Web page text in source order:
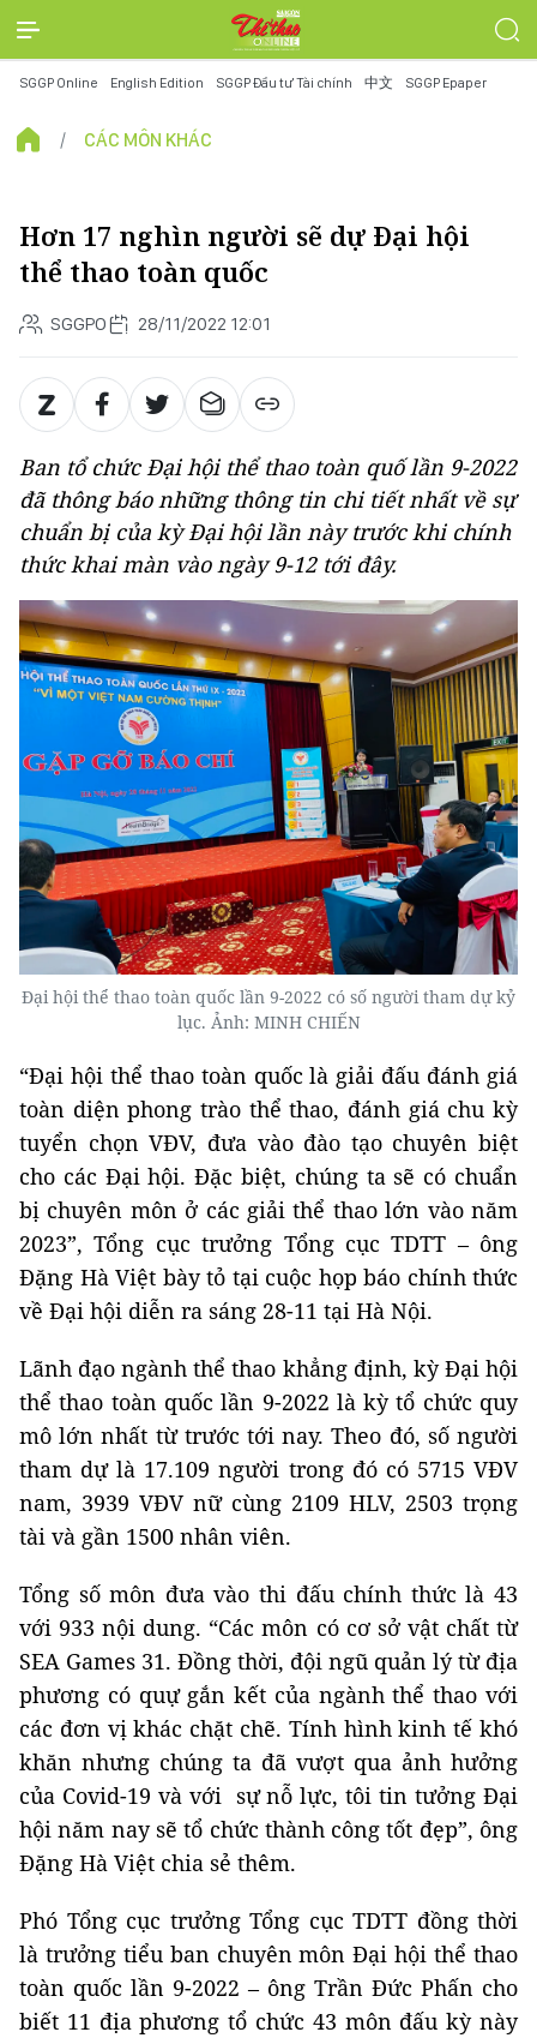
SGGP Online English Edition SGGP Đầu tư Tài chính 中文 SGGP Epaper
CÁC MÔN KHÁC
Hơn 17 nghìn người sẽ dự Đại hội
thể thao toàn quốc
SGGPO 28/11/2022 12:01
Ban tổ chức Đại hội thể thao toàn quố lần 9-2022
đã thông báo những thông tin chi tiết nhất về sự
chuẩn bị của kỳ Đại hội lần này trước khi chính
thức khai màn vào ngày 9-12 tới đây.
Đại hội thể thao toàn quốc lần 9-2022 có số người tham dự kỷ
lục. Ảnh: MINH CHIẾN
“Đại hội thể thao toàn quốc là giải đấu đánh giá
toàn diện phong trào thể thao, đánh giá chu kỳ
tuyển chọn VĐV, đưa vào đào tạo chuyên biệt
cho các Đại hội. Đặc biệt, chúng ta sẽ có chuẩn
bị chuyên môn ở các giải thể thao lớn vào năm
2023”, Tổng cục trưởng Tổng cục TDTT – ông
Đặng Hà Việt bày tỏ tại cuộc họp báo chính thức
về Đại hội diễn ra sáng 28-11 tại Hà Nội.
Lãnh đạo ngành thể thao khẳng định, kỳ Đại hội
thể thao toàn quốc lần 9-2022 là kỳ tổ chức quy
mô lớn nhất từ trước tới nay. Theo đó, số người
tham dự là 17.109 người trong đó có 5715 VĐV
nam, 3939 VĐV nữ cùng 2109 HLV, 2503 trọng
tài và gần 1500 nhân viên.
Tổng số môn đưa vào thi đấu chính thức là 43
với 933 nội dung. “Các môn có cơ sở vật chất từ
SEA Games 31. Đồng thời, đội ngũ quản lý từ địa
phương có quự gắn kết của ngành thể thao với
các đơn vị khác chặt chẽ. Tính hình kinh tế khó
khăn nhưng chúng ta đã vượt qua ảnh hưởng
của Covid-19 và với sự nỗ lực, tôi tin tưởng Đại
hội năm nay sẽ tổ chức thành công tốt đẹp”, ông
Đặng Hà Việt chia sẻ thêm.
Phó Tổng cục trưởng Tổng cục TDTT đồng thời
là trưởng tiểu ban chuyên môn Đại hội thể thao
toàn quốc lần 9-2022 – ông Trần Đức Phấn cho
biết 11 địa phương tổ chức 43 môn đấu kỳ này